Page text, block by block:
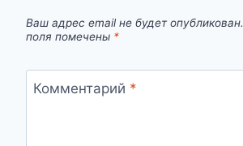
Ваш адрес email не будет опубликован.
поля помечены *
Комментарий *